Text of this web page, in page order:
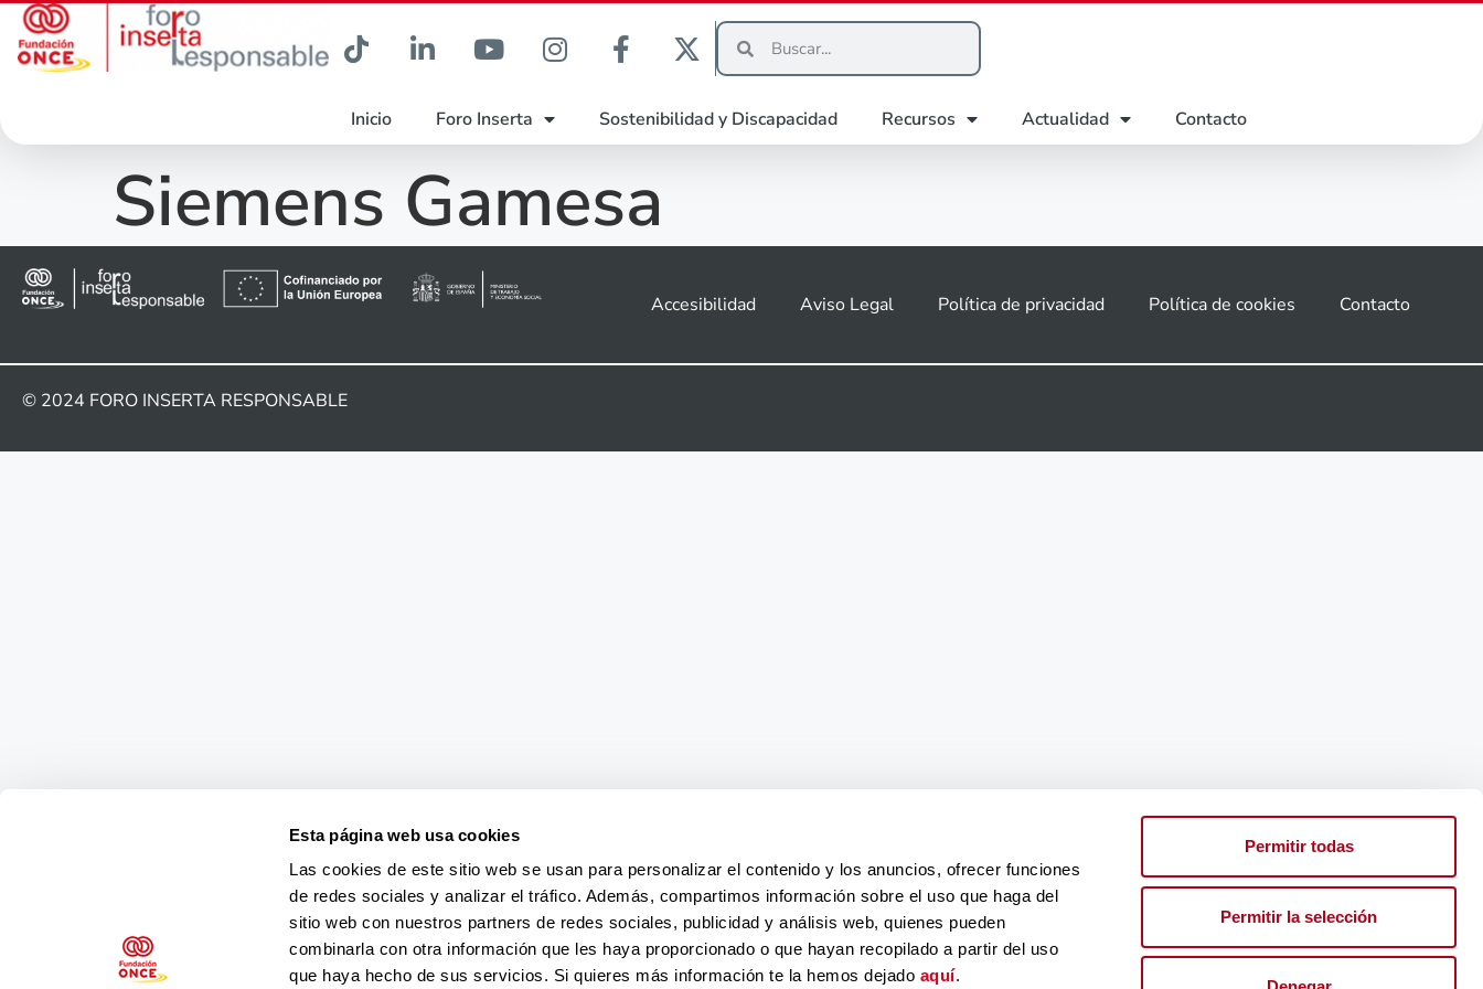
Esta página web usa cookies
Las cookies de este sitio web se usan para personalizar el contenido y los anuncios, ofrecer funciones
de redes sociales y analizar el tráfico. Además, compartimos información sobre el uso que haga del
sitio web con nuestros partners de redes sociales, publicidad y análisis web, quienes pueden
combinarla con otra información que les haya proporcionado o que hayan recopilado a partir del uso
que haya hecho de sus servicios. Si quieres más información te la hemos dejado aquí.
Permitir todas
Permitir la selección
Inicio Foro Inserta Sostenibilidad y Discapacidad Recursos Actualidad Contacto
Siemens Gamesa
Accesibilidad Aviso Legal Política de privacidad Política de cookies Contacto
© 2024 FORO INSERTA RESPONSABLE